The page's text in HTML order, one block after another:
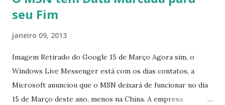
seu Fim
janeiro 09, 2013
Imagem Retirado do Google 15 de Março Agora sim, o
Windows Live Messenger está com os dias contatos, a
Microsoft anunciou que o MSN deixará de funcionar no dia
15 de Março deste ano, menos na China. A empresa